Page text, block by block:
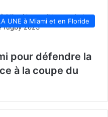
UNE à Miami et en Floride
pour défendre la
à la coupe du